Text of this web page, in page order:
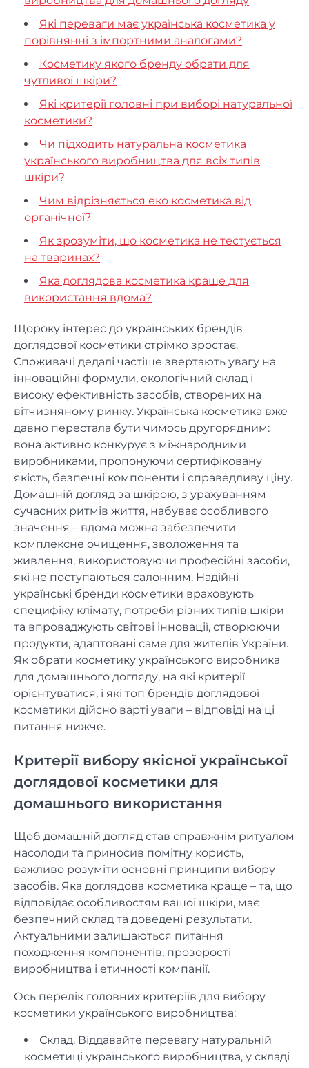
Які переваги має українська косметика у
порівнянні з імпортними аналогами?
Косметику якого бренду обрати для
чутливої шкіри?
Які критерії головні при виборі натуральної
косметики?
Чи підходить натуральна косметика
українського виробництва для всіх типів
шкіри?
Чим відрізняється еко косметика від
органічної?
Як зрозуміти, що косметика не тестується
на тваринах?
Яка доглядова косметика краще для
використання вдома?
Щороку інтерес до українських брендів
доглядової косметики стрімко зростає.
Споживачі дедалі частіше звертають увагу на
інноваційні формули, екологічний склад і
високу ефективність засобів, створених на
вітчизняному ринку. Українська косметика вже
давно перестала бути чимось другорядним:
вона активно конкурує з міжнародними
виробниками, пропонуючи сертифіковану
якість, безпечні компоненти і справедливу ціну.
Домашній догляд за шкірою, з урахуванням
сучасних ритмів життя, набуває особливого
значення – вдома можна забезпечити
комплексне очищення, зволоження та
живлення, використовуючи професійні засоби,
які не поступаються салонним. Надійні
українські бренди косметики враховують
специфіку клімату, потреби різних типів шкіри
та впроваджують світові інновації, створюючи
продукти, адаптовані саме для жителів України.
Як обрати косметику українського виробника
для домашнього догляду, на які критерії
орієнтуватися, і які топ брендів доглядової
косметики дійсно варті уваги – відповіді на ці
питання нижче.
Критерії вибору якісної української
доглядової косметики для
домашнього використання
Щоб домашній догляд став справжнім ритуалом
насолоди та приносив помітну користь,
важливо розуміти основні принципи вибору
засобів. Яка доглядова косметика краще – та, що
відповідає особливостям вашої шкіри, має
безпечний склад та доведені результати.
Актуальними залишаються питання
походження компонентів, прозорості
виробництва і етичності компанії.
Ось перелік головних критеріїв для вибору
косметики українського виробництва:
Склад. Віддавайте перевагу натуральній
косметиці українського виробництва, у складі